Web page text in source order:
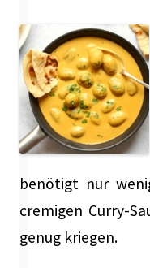
benötigt nur
cremigen Curry-
genug kriegen.